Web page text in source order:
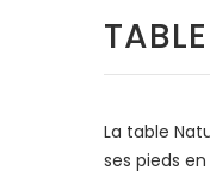
La table
ses pieds